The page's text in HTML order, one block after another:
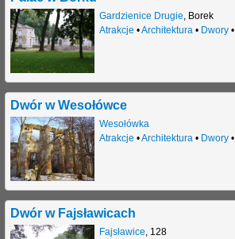
j
Gardzienice Drugie Borek
Atrakcje •Architektura • Dwory•
Dwór w Wesołówce
Wesołówka
Atrakcje •Architektura • Dwory•
Dwór w Fajsławicach
Fajsławice 128